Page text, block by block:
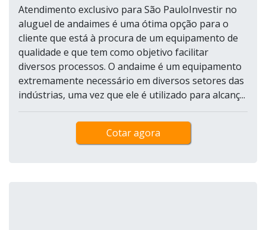
Atendimento exclusivo para São PauloInvestir no
aluguel de andaimes é uma ótima opção para o
cliente que está à procura de um equipamento de
qualidade e que tem como objetivo facilitar
diversos processos. O andaime é um equipamento
extremamente necessário em diversos setores das
indústrias, uma vez que ele é utilizado para alcanç...
Cotar agora